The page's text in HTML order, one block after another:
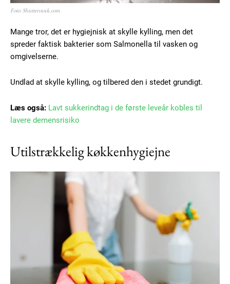
Subscription Plans
Foto: Shutterstock.com
Mange tror, det er hygiejnisk at skylle kylling, men det
spreder faktisk bakterier som Salmonella til vasken og
omgivelserne.
Undlad at skylle kylling, og tilbered den i stedet grundigt.
Læs også: Lavt sukkerindtag i de første leveår kobles til
lavere demensrisiko
Utilstrækkelig køkkenhygiejne